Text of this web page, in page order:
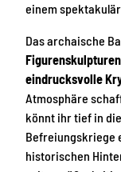
einem
Das archaische
Figurenskulpturen
eindrucksvolle
Atmosphäre
könnt ihr tief in
Befreiungskriege
historischen